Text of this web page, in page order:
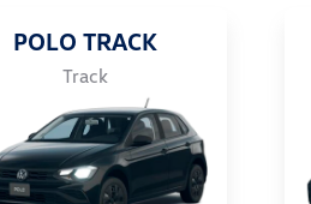
POLO TRACK
Track